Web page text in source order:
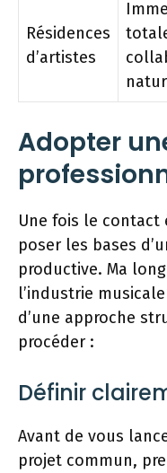
Résidences
d’artistes
Adopter
Une fois le
poser les bases
productive. Ma
l’industrie
d’une approche
procéder :
Définir
Avant de vous
projet commun,